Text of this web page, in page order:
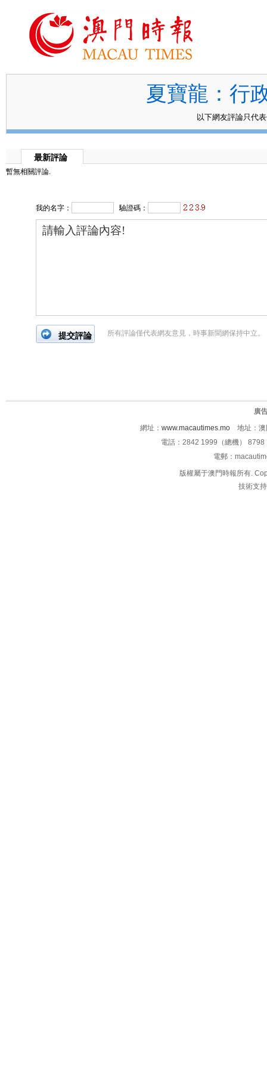
夏寶龍：行
以下網友評論只代
最新評論
暫無相關評論.
我的名字： 驗證碼：
所有評論僅代表網友意見，時事新聞網保持中立。
廣
網址： www.macautimes.mo 地址：澳
電話：2842 1999（總機）
電郵：
版權屬于澳門時報所有.
技術支